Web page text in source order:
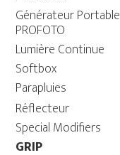
Générateur Portable
PROFOTO
Lumière Continue
Softbox
Parapluies
Réflecteur
Special Modifiers
GRIP